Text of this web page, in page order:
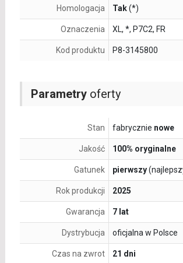
Parametryoferty
Stan fabrycznie nowe
Jakość 100% oryginalne
Gatunek pierwszy
Rok produkcji 2025
Gwarancja 7 lat
Dystrybucja oficjalna w Polsce
Czas na zwrot 21 dni
Homologacja Tak(*)
Oznaczenia XL, *, P7C2, FR
Kod produktu P8-3145800